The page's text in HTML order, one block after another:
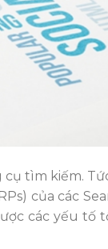
tìm kiếm.
của các
các yếu tố